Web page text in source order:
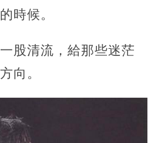
時候。
股清流，給那些迷茫
向。